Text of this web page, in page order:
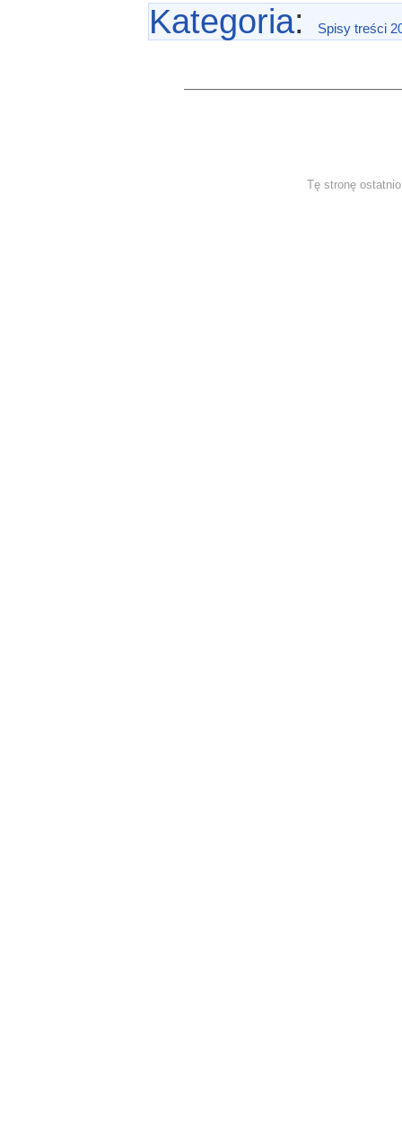
Kategoria: Spisy treści
Tę stronę